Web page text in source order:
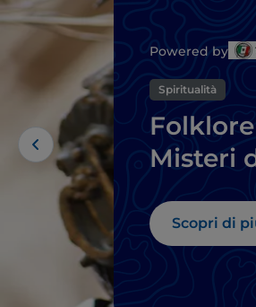
Powered by
Spiritualità
Misteri
Scopri di